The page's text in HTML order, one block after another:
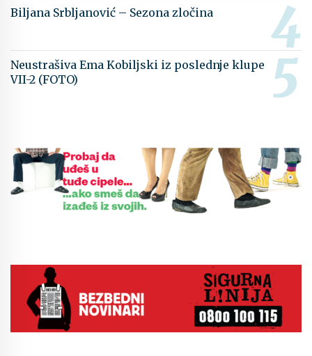
Biljana Srbljanović – Sezona zločina
Neustrašiva Ema Kobiljski iz poslednje klupe
VII-2 (FOTO)